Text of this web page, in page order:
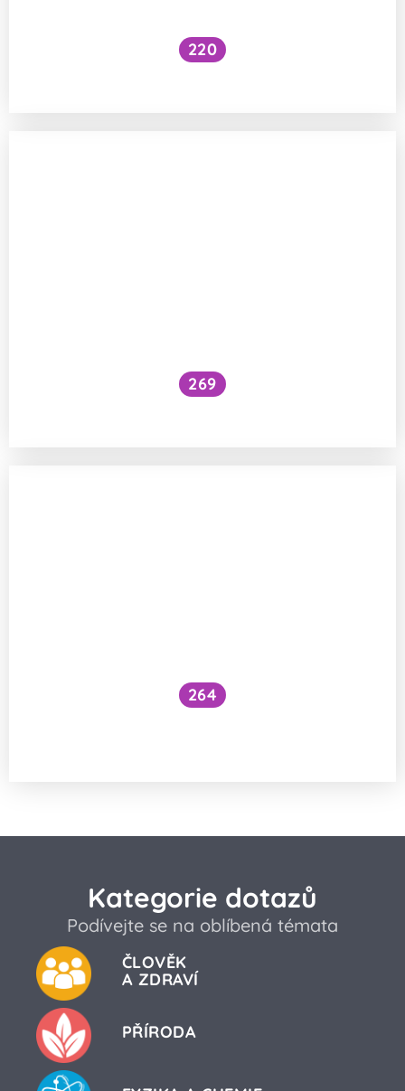
220
269
264
Kategorie dotazů
Podívejte se na oblíbená témata
ČLOVĚK
A ZDRAVÍ
PŘÍRODA